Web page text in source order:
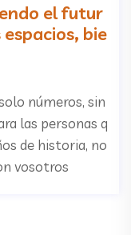
el futur
bie
números, sin
las personas q
de historia, no
vosotros